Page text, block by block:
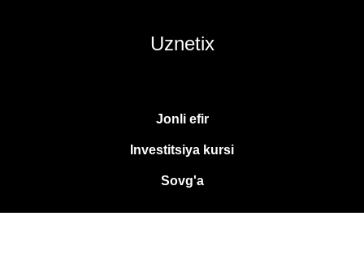
Uznetix
Jonli efir
Investitsiya kursi
Sovg'a